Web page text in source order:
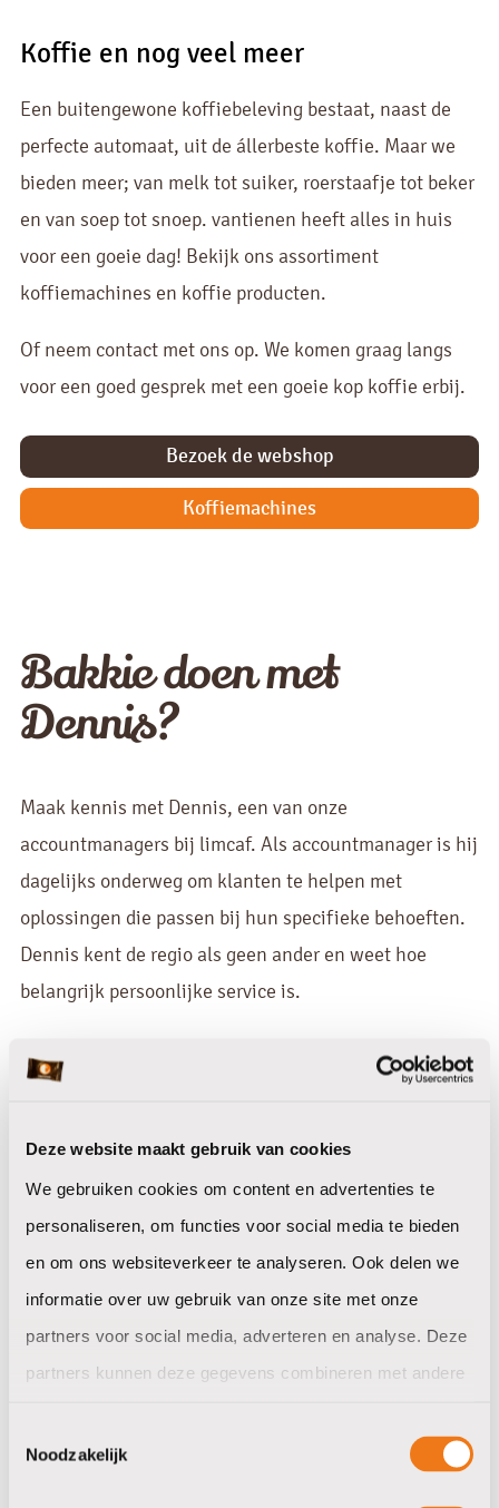
Deze website maakt gebruik van cookies
We gebruiken cookies om content en advertenties te
personaliseren, om functies voor social media te bieden
en om ons websiteverkeer te analyseren. Ook delen we
informatie over uw gebruik van onze site met onze
partners voor social media, adverteren en analyse. Deze
partners kunnen deze gegevens combineren met andere
verzameld op basis van uw gebruik van hun services.
Noodzakelijk
Koffie en nog veel meer
Een buitengewone koffiebeleving bestaat, naast de
perfecte automaat, uit de állerbeste koffie. Maar we
bieden meer; van melk tot suiker, roerstaafje tot beker
en van soep tot snoep. vantienen heeft alles in huis
voor een goeie dag! Bekijk ons assortiment
koffiemachines en koffie producten.
Of neem contact met ons op. We komen graag langs
voor een goed gesprek met een goeie kop koffie erbij.
Bezoek de webshop
Koffiemachines
Bakkie doen met
Dennis?
Maak kennis met Dennis, een van onze
accountmanagers bij limcaf. Als accountmanager is hij
dagelijks onderweg om klanten te helpen met
oplossingen die passen bij hun specifieke behoeften.
Dennis kent de regio als geen ander en weet hoe
belangrijk persoonlijke service is.
werkplek nodig heeft. Hij helpt je graag kiezen.